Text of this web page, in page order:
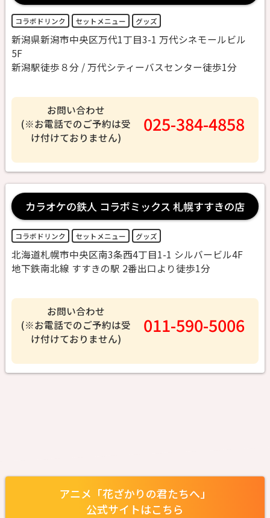
コラボドリンク セットメニュー グッズ
新潟県新潟市中央区万代1丁目3-1 万代シネモールビル
5F
新潟駅徒歩８分 / 万代シティーバスセンター徒歩1分
お問い合わせ
(※お電話でのご予約は受
け付けておりません)
025-384-4858
カラオケの鉄人 コラボミックス 札幌すすきの店
コラボドリンク セットメニュー グッズ
北海道札幌市中央区南3条西4丁目1-1 シルバービル4F
地下鉄南北線 すすきの駅 2番出口より徒歩1分
お問い合わせ
(※お電話でのご予約は受
け付けておりません)
011-590-5006
アニメ「花ざかりの君たちへ」
公式サイトはこちら